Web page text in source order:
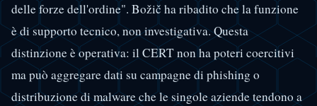
delle forze dell'ordine". Božič ha ribadito che la funzione
è di supporto tecnico, non investigativa. Questa
distinzione è operativa: il CERT non ha poteri coercitivi
ma può aggregare dati su campagne di phishing o
distribuzione di malware che le singole aziende tendono a